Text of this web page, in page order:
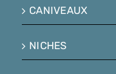
CANIVEAUX
NICHES